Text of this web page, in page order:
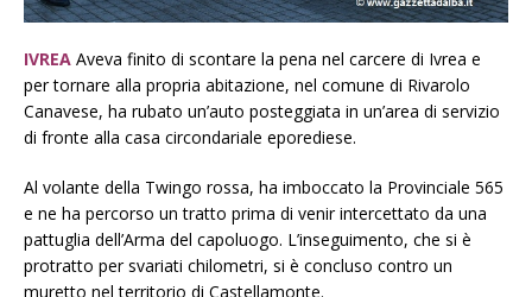
IVREA Aveva finito di scontare la pena nel carcere di Ivrea e
per tornare alla propria abitazione, nel comune di Rivarolo
Canavese, ha rubato un’auto posteggiata in un’area di servizio
di fronte alla casa circondariale eporediese.
Al volante della Twingo rossa, ha imboccato la Provinciale 565
e ne ha percorso un tratto prima di venir intercettato da una
pattuglia dell’Arma del capoluogo. L’inseguimento, che si è
protratto per svariati chilometri, si è concluso contro un
muretto nel territorio di Castellamonte.